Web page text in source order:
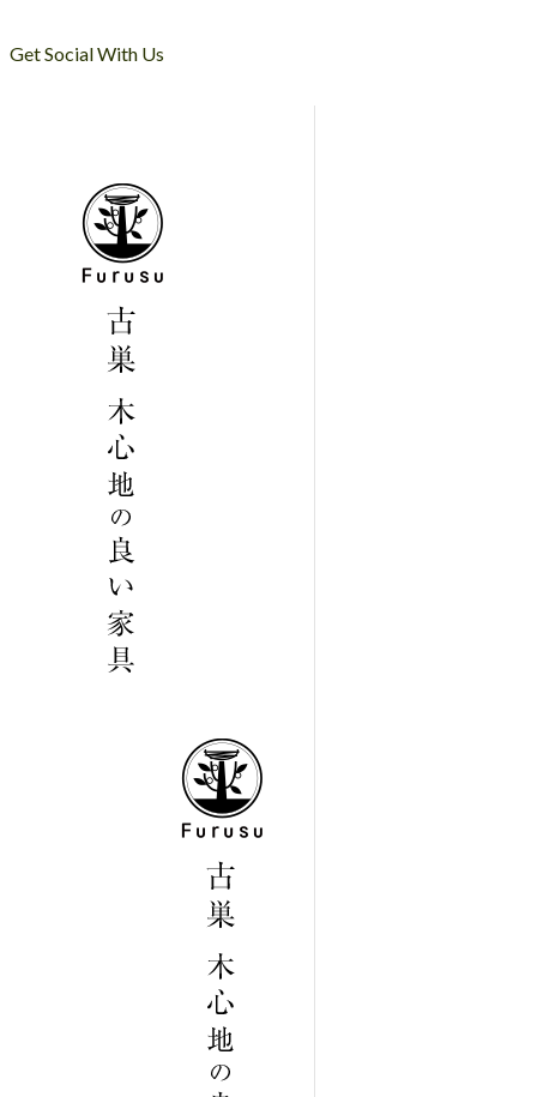
Get Social With Us